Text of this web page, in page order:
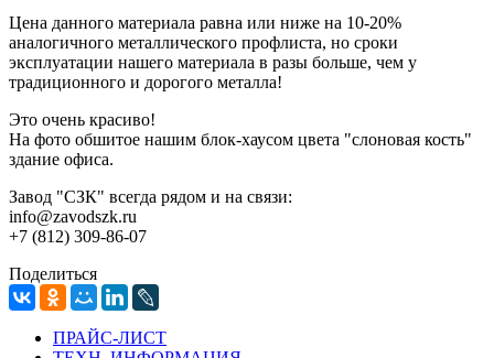
Цена данного материала равна или ниже на 10-20%
аналогичного металлического профлиста, но сроки
эксплуатации нашего материала в разы больше, чем у
традиционного и дорогого металла!
Это очень красиво!
На фото обшитое нашим блок-хаусом цвета "слоновая кость"
здание офиса.
Завод "СЗК" всегда рядом и на связи:
info@zavodszk.ru
+7 (812) 309-86-07
Поделиться
ПРАЙС-ЛИСТ